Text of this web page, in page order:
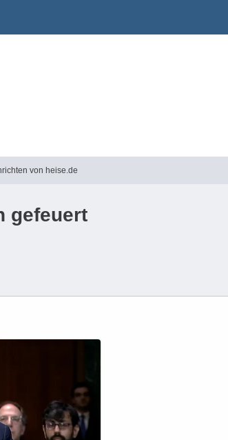
von heise.de
gefeuert